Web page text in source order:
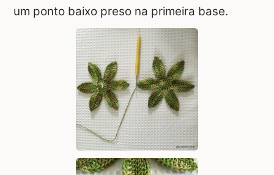
um ponto baixo preso na primeira base.